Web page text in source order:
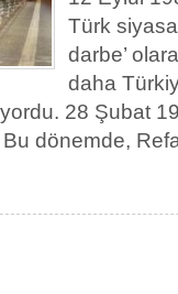
Türk
darbe’
daha
28 Şubat
Bu dönemde,